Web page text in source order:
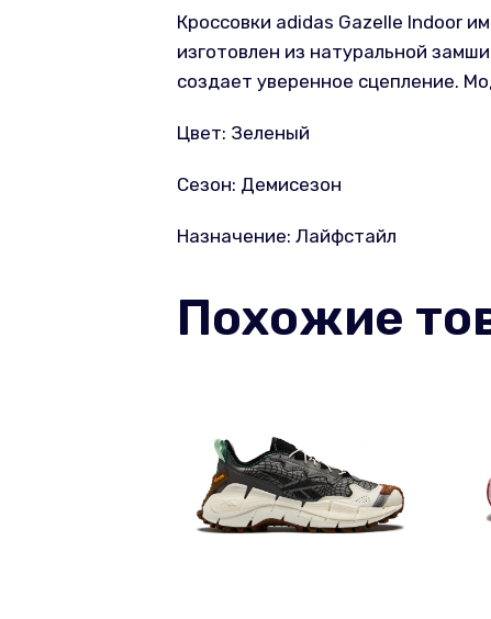
Кроссовки adidas Gazelle Indoor
изготовлен из натуральной
создает уверенное сцепление.
Цвет: Зеленый
Сезон: Демисезон
Назначение: Лайфстайл
Похожие